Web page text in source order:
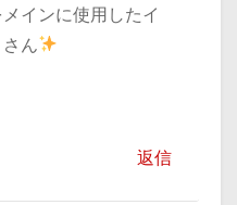
インに使用したイ
ん
返信